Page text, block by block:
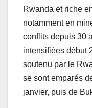
Rwanda et riche
notamment en
conflits depuis 30
intensifiées début
soutenu par le
se sont emparés
janvier, puis de